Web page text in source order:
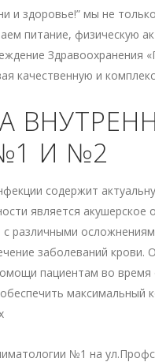
и здоровье!” мы не
питание, физическую
Здравоохранения
качественную и
И №2
содержит
является
различными
заболеваний
пациентам во
максимальный
№1 на